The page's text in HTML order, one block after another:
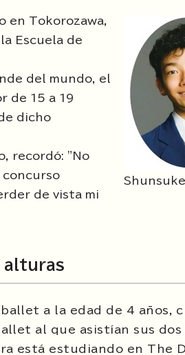
en Tokorozawa,
Escuela de
del mundo, el
de 15 a 19
dicho
recordó: "No
concurso
de vista mi
alturas
a la edad de 4 años,
al que asistían sus dos
está estudiando en The